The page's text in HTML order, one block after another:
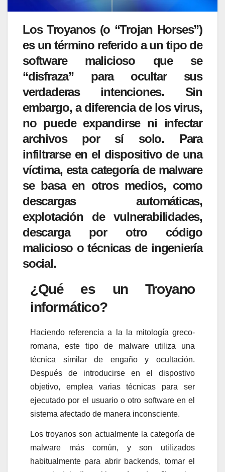
Los Troyanos (o “Trojan Horses”)
es un término referido a un tipo de
software malicioso que se
“disfraza” para ocultar sus
verdaderas intenciones. Sin
embargo, a diferencia de los virus,
no puede expandirse ni infectar
archivos por sí solo. Para
infiltrarse en el dispositivo de una
víctima, esta categoría de malware
se basa en otros medios, como
descargas automáticas,
explotación de vulnerabilidades,
descarga por otro código
malicioso o técnicas de ingeniería
social.
¿Qué es un Troyano
informático?
Haciendo referencia a la la mitología greco-
romana, este tipo de malware utiliza una
técnica similar de engaño y ocultación.
Después de introducirse en el dispostivo
objetivo, emplea varias técnicas para ser
ejecutado por el usuario o otro software en el
sistema afectado de manera inconsciente.
Los troyanos son actualmente la categoría de
malware más común, y son utilizados
habitualmente para abrir backends, tomar el